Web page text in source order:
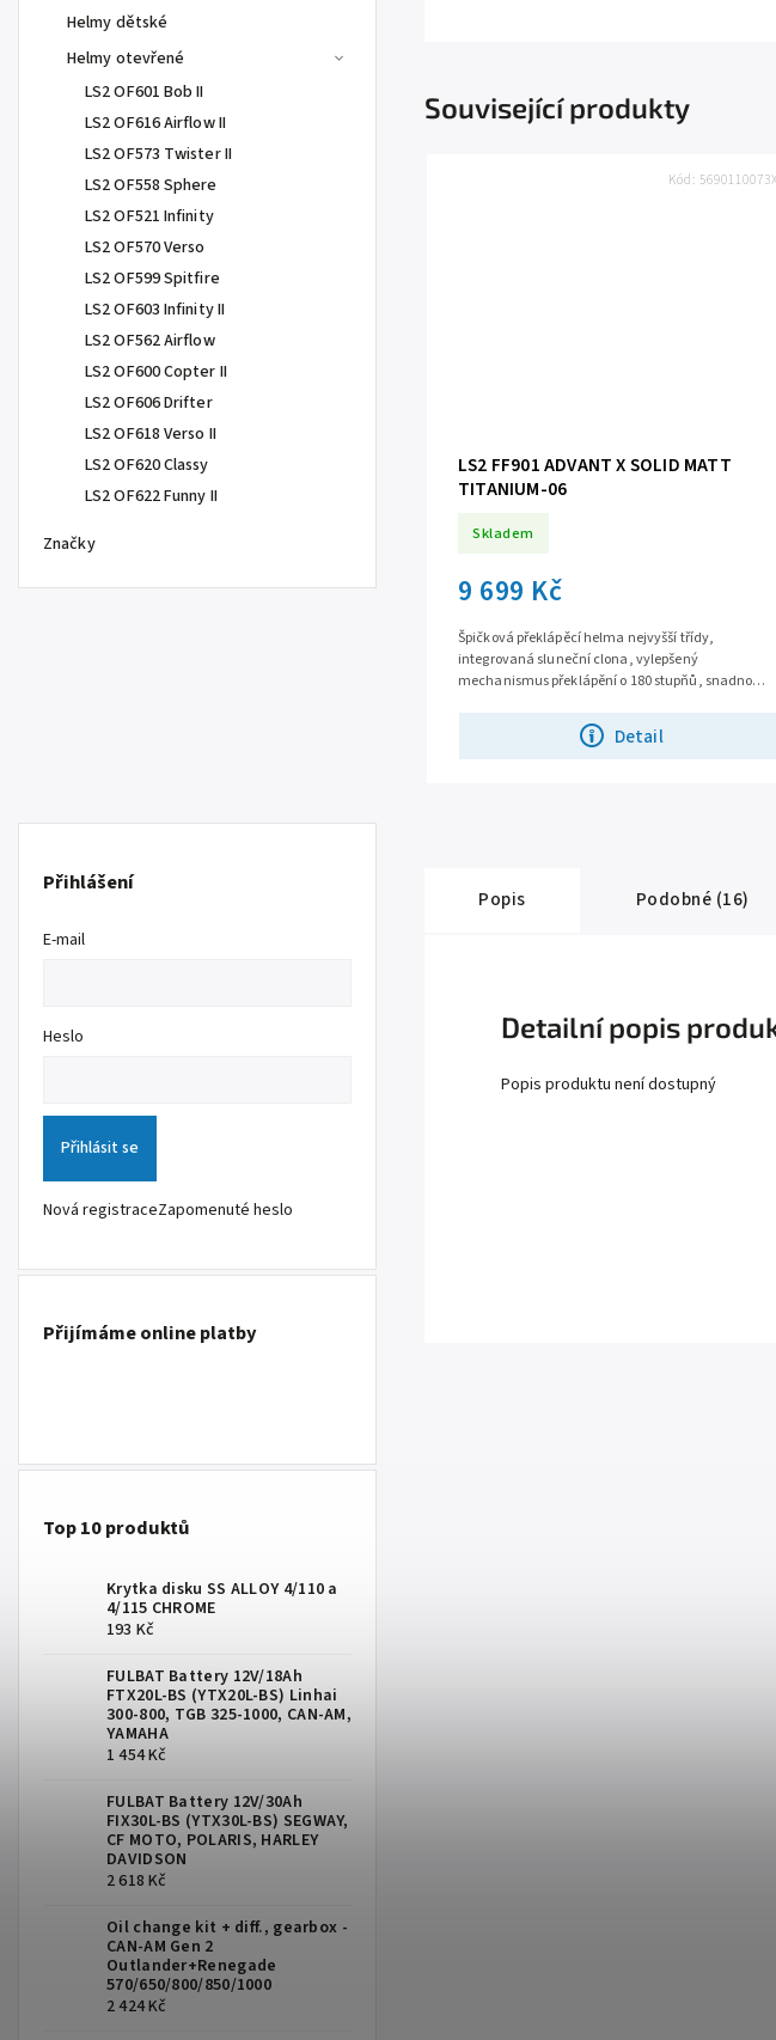
Helmy dětské
Helmy otevřené
LS2 OF601 Bob II
LS2 OF616 Airflow II
LS2 OF573 Twister II
LS2 OF558 Sphere
LS2 OF521 Infinity
LS2 OF570 Verso
LS2 OF599 Spitfire
LS2 OF603 Infinity II
LS2 OF562 Airflow
LS2 OF600 Copter II
LS2 OF606 Drifter
LS2 OF618 Verso II
LS2 OF620 Classy
LS2 OF622 Funny II
Značky
Přihlášení
E-mail
Heslo
Přihlásit se
Nová registraceZapomenuté heslo
Přijímáme online platby
Top 10 produktů
Krytka disku SS ALLOY 4/110 a
4/115 CHROME
193 Kč
FULBAT Battery 12V/18Ah
FTX20L-BS (YTX20L-BS) Linhai
300-800, TGB 325-1000, CAN-AM,
YAMAHA
1 454 Kč
FULBAT Battery 12V/30Ah
FIX30L-BS (YTX30L-BS) SEGWAY,
CF MOTO, POLARIS, HARLEY
DAVIDSON
2 618 Kč
Oil change kit + diff., gearbox -
CAN-AM Gen 2
Outlander+Renegade
570/650/800/850/1000
2 424 Kč
Související produkty
LS2 FF901 ADVANT X SOLID MATT
TITANIUM-06
Skladem
9 699 Kč
Detail
Špičková překlápěcí helma nejvyšší třídy,
integrovaná sluneční clona, vylepšený
mechanismus překlápění o 180 stupňů, snadno
Kód:
Popis Podobné (16)
Detailní popis
Popis produktu není dostupný